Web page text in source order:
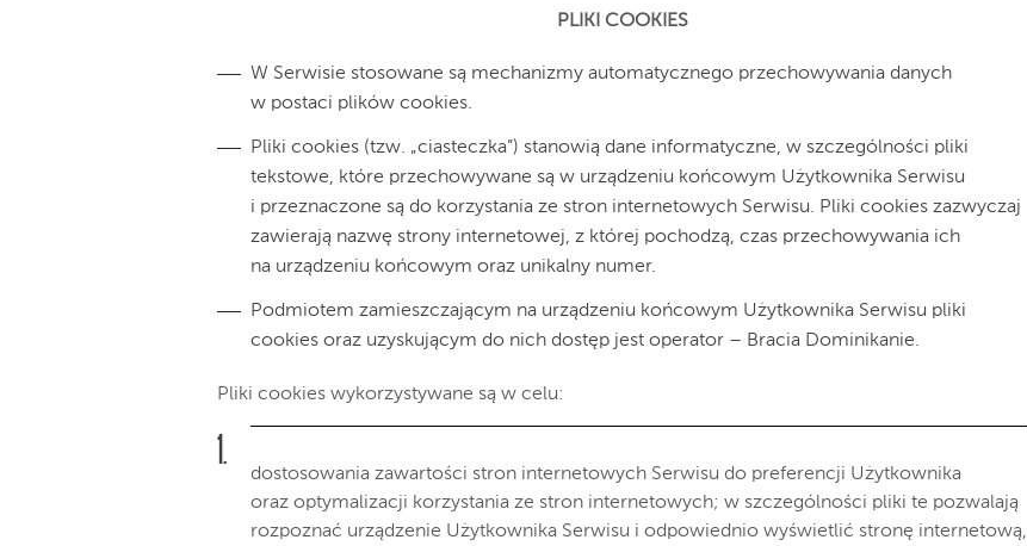
PLIKI COOKIES
W Serwisie stosowane są mechanizmy automatycznego przechowywania danych
w postaci plików cookies.
Pliki cookies (tzw. „ciasteczka”) stanowią dane informatyczne, w szczególności pliki
tekstowe, które przechowywane są w urządzeniu końcowym Użytkownika Serwisu
i przeznaczone są do korzystania ze stron internetowych Serwisu. Pliki cookies zazwyczaj
zawierają nazwę strony internetowej, z której pochodzą, czas przechowywania ich
na urządzeniu końcowym oraz unikalny numer.
Podmiotem zamieszczającym na urządzeniu końcowym Użytkownika Serwisu pliki
cookies oraz uzyskującym do nich dostęp jest operator – Bracia Dominikanie.
Pliki cookies wykorzystywane są w celu:
dostosowania zawartości stron internetowych Serwisu do preferencji Użytkownika
oraz optymalizacji korzystania ze stron internetowych; w szczególności pliki te pozwalają
rozpoznać urządzenie Użytkownika Serwisu i odpowiednio wyświetlić stronę internetową,